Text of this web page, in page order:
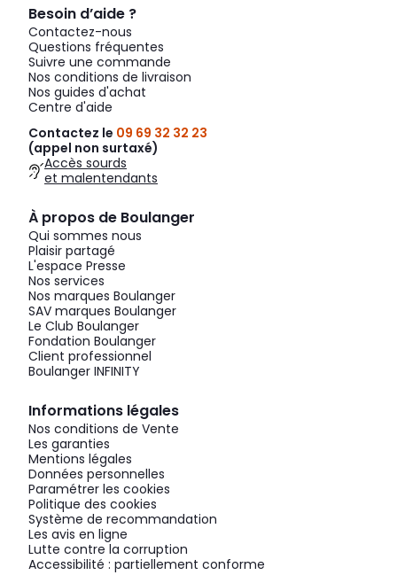
Besoin d’aide ?
Contactez-nous
Questions fréquentes
Suivre une commande
Nos conditions de livraison
Nos guides d'achat
Centre d'aide
Contactez le 09 69 32 32 23
(appel non surtaxé)
Accès sourds
et malentendants
À propos de Boulanger
Qui sommes nous
Plaisir partagé
L'espace Presse
Nos services
Nos marques Boulanger
SAV marques Boulanger
Le Club Boulanger
Fondation Boulanger
Client professionnel
Boulanger INFINITY
Informations légales
Nos conditions de Vente
Les garanties
Mentions légales
Données personnelles
Paramétrer les cookies
Politique des cookies
Système de recommandation
Les avis en ligne
Lutte contre la corruption
Accessibilité : partiellement conforme